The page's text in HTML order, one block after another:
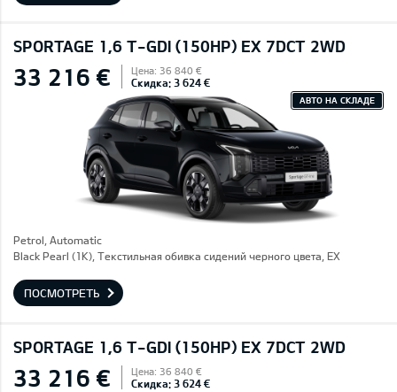
SPORTAGE 1,6 T-GDI (150HP) EX 7DCT 2WD
33 216 € Цена: 36 840 €
Скидка: 3 624 €
АВТО НА СКЛАДЕ
Petrol, Automatic
Black Pearl (1K), Текстильная обивка сидений черного цвета, EX
ПОСМОТРЕТЬ
SPORTAGE 1,6 T-GDI (150HP) EX 7DCT 2WD
33 216 € Цена: 36 840 €
Скидка: 3 624 €